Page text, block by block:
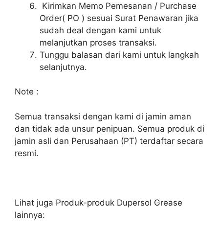
Kirimkan Memo Pemesanan / Purchase
Order( PO ) sesuai Surat Penawaran jika
sudah deal dengan kami untuk
melanjutkan proses transaksi.
Tunggu balasan dari kami untuk langkah
selanjutnya.
Note :
Semua transaksi dengan kami di jamin aman
dan tidak ada unsur penipuan. Semua produk di
jamin asli dan Perusahaan (PT) terdaftar secara
resmi.
Lihat juga Produk-produk Dupersol Grease
lainnya: